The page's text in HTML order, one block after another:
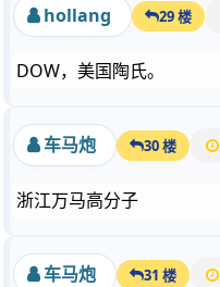
hollang 29 楼
DOW，美国陶氏。
车马炮 30 楼
浙江万马高分子
车马炮 31 楼